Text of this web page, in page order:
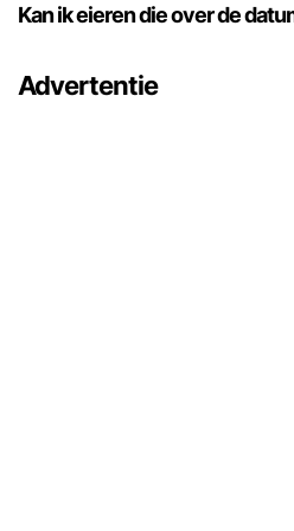
Kan ik eieren die over de
Advertentie